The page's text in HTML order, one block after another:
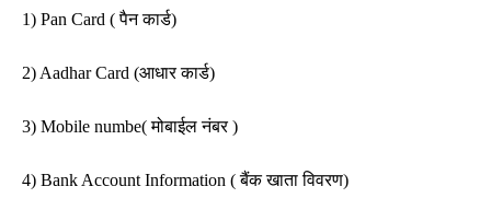
1) Pan Card ( पैन कार्ड)
2) Aadhar Card (आधार कार्ड)
3) Mobile numbe( मोबाईल नंबर )
4) Bank Account Information ( बैंक खाता विवरण)